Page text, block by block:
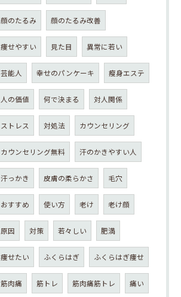
顔のたるみ 顔のたるみ改善
痩せやすい 見た目 異常に若い
芸能人 幸せのパンケーキ 瘦身エステ
人の価値 何で決まる 対人関係
ストレス 対処法 カウンセリング
カウンセリング無料 汗のかきやすい人
汗っかき 皮膚の柔らかさ 毛穴
おすすめ 使い方 老け 老け顔
原因 対策 若々しい 肥満
痩せたい ふくらはぎ ふくらはぎ痩せ
筋肉痛 筋トレ 筋肉痛筋トレ 痛い